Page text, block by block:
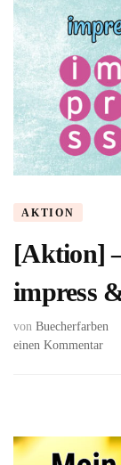
AKTION
[Aktion]
impress
von Buecherfarben
einen Kommentarzu
mit